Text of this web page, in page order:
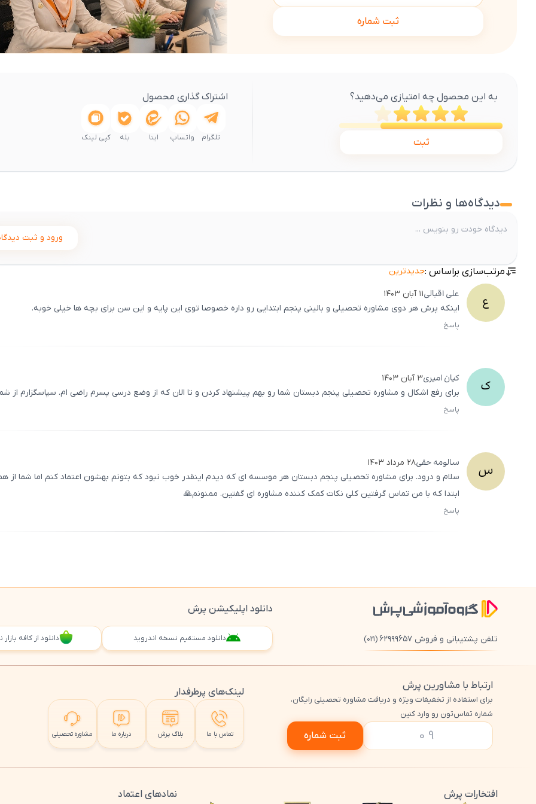
ثبت شماره
به این محصول چه امتیازی می‌دهید؟
ثبت
اشتراک گذاری محصول
تلگرام واتساپ ایتا بله کپی لینک
دیدگاه‌ها و نظرات
ورود و ثبت
مرتب‌سازی براساس :جدیدترین
ع علیاقبالی۱۱ آبان ۱۴۰۳
اینکه پرش هر دوی مشاوره تحصیلی و بالینی پنجم ابتدایی رو داره خصوصا توی این پایه و این سن برای بچه ها خیلی خوبه.
پاسخ
ک کیانامیری۳ آبان ۱۴۰۳
برای رفع اشکال و مشاوره تحصیلی پنجم دبستان شما رو بهم پیشنهاد کردن و تا الان که از وضع درسی پسرم راضی ام. سپاسگزارم از
پاسخ
س سالومهحقی۲۸ مرداد ۱۴۰۳
سلام و درود. برای مشاوره تحصیلی پنجم دبستان هر موسسه ای که دیدم اینقدر خوب نبود که بتونم بهشون اعتماد کنم اما شما از
ابتدا که با من تماس گرفتین کلی نکات کمک کننده مشاوره ای گفتین. ممنونم🙏
پاسخ
تلفن پشتیبانی و فروش ۶۲۹۹۹۶۵۷ (021)
دانلود اپلیکیشن پرش
دانلود مستقیم نسخه اندروید دانلود از کافه
ارتباط با مشاورین پرش
برای استفاده از تخفیفات ویژه و دریافت مشاوره تحصیلی رایگان،
شماره تماس‌تون رو وارد کنین
ثبت شماره
لینک‌های پرطرفدار
تماس با ما بلاگ پرش درباره ما مشاوره تحصیلی
افتخارات پرش نمادهای اعتماد